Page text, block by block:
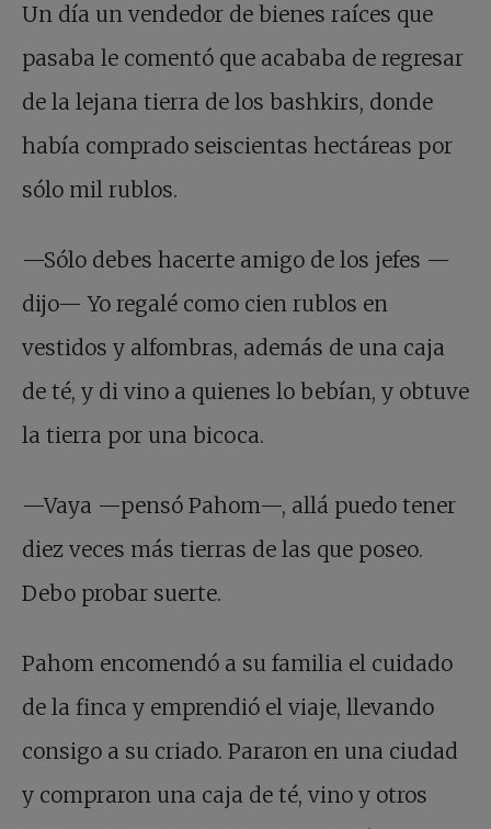
Un día un vendedor de bienes raíces que
pasaba le comentó que acababa de regresar
de la lejana tierra de los bashkirs, donde
había comprado seiscientas hectáreas por
sólo mil rublos.
—Sólo debes hacerte amigo de los jefes —
dijo— Yo regalé como cien rublos en
vestidos y alfombras, además de una caja
de té, y di vino a quienes lo bebían, y obtuve
la tierra por una bicoca.
—Vaya —pensó Pahom—, allá puedo tener
diez veces más tierras de las que poseo.
Debo probar suerte.
Pahom encomendó a su familia el cuidado
de la finca y emprendió el viaje, llevando
consigo a su criado. Pararon en una ciudad
y compraron una caja de té, vino y otros